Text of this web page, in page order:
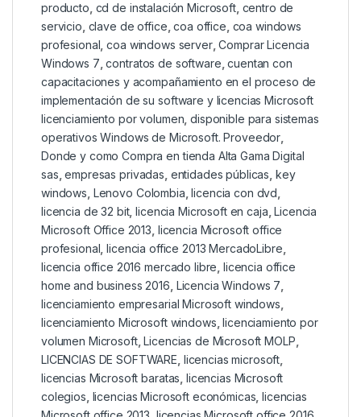
producto cd de instalación Microsoft, centro de
servicio clave de office ,coa office coa windows
profesional ,coa windows server,Comprar Licencia
Windows 7 ,contratos de software ,cuentan con
capacitaciones y acompañamiento en el proceso de
implementación de su software y licencias Microsoft
licenciamiento por volumen ,disponible para sistemas
operativos Windows de Microsoft. Proveedor
Donde y como Compra en tienda Alta Gama Digital
sas ,empresas privadas entidades públicas key
windows Lenovo Colombia ,licencia con dvd
licencia de 32 bit,licencia Microsoft en caja ,Licencia
Microsoft Office 2013 licencia Microsoft office
profesional ,licencia office 2013 MercadoLibre
licencia office 2016 mercado libre licencia office
home and business 2016 Licencia Windows 7
licenciamiento empresarial Microsoft windows
licenciamiento Microsoft windows ,licenciamiento por
volumen Microsoft,Licencias de Microsoft MOLP
LICENCIAS DE SOFTWARE licencias microsoft
licencias Microsoft baratas licencias Microsoft
colegios licencias Microsoft económicas ,licencias